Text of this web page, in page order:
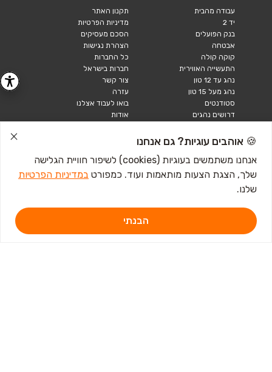
עבודה מהבית
יד 2
בנק הפועלים
אבטחה
קוקה קולה
התעשייה האווירית
נהג עד 12 טון
נהג מעל 15 טון
סטודנטים
דרושים נהגים
טבלאות שכר
תקנון האתר
מדיניות הפרטיות
הסכם מעסיקים
הצהרת נגישות
כל החברות
חברות בישראל
צור קשר
עזרה
בואו לעבוד אצלנו
אודות
כתבות ומדריכים
🍪 אוהבים עוגיות? גם אנחנו
אנחנו משתמשים בעוגיות (cookies) לשיפור חוויית הגלישה
שלך, הצגת הצעות מותאמות ועוד. כמפורט במדיניות הפרטיות
שלנו.
הבנתי